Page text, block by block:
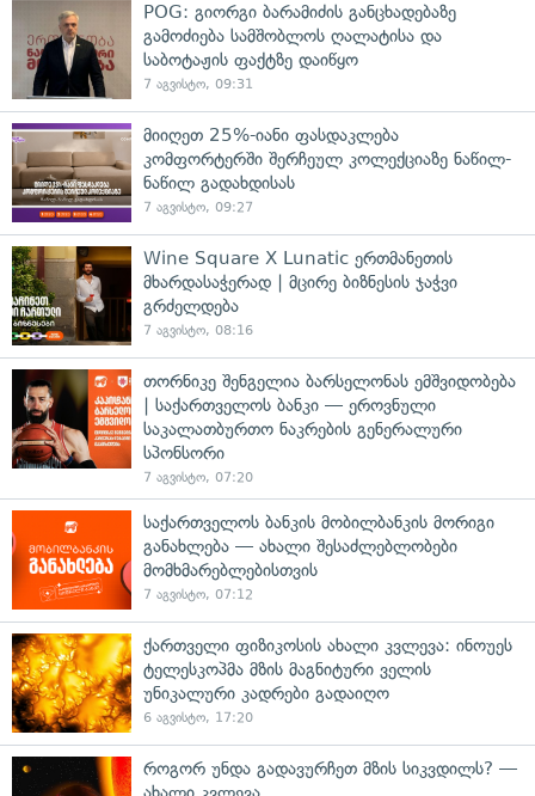
POG: გიორგი ბარამიძის განცხადებაზე
გამოძიება სამშობლოს ღალატისა და
საბოტაჟის ფაქტზე დაიწყო
7 აგვისტო, 09:31
მიიღეთ 25%-იანი ფასდაკლება
კომფორტერში შერჩეულ კოლექციაზე ნაწილ-
ნაწილ გადახდისას
7 აგვისტო, 09:27
Wine Square X Lunatic ერთმანეთის
მხარდასაჭერად | მცირე ბიზნესის ჯაჭვი
გრძელდება
7 აგვისტო, 08:16
თორნიკე შენგელია ბარსელონას ემშვიდობება
| საქართველოს ბანკი — ეროვნული
საკალათბურთო ნაკრების გენერალური
სპონსორი
7 აგვისტო, 07:20
საქართველოს ბანკის მობილბანკის მორიგი
განახლება — ახალი შესაძლებლობები
მომხმარებლებისთვის
7 აგვისტო, 07:12
ქართველი ფიზიკოსის ახალი კვლევა: ინოუეს
ტელესკოპმა მზის მაგნიტური ველის
უნიკალური კადრები გადაიღო
6 აგვისტო, 17:20
როგორ უნდა გადავურჩეთ მზის სიკვდილს? —